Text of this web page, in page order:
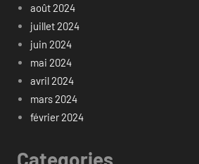
août 2024
juillet 2024
juin 2024
mai 2024
avril 2024
mars 2024
février 2024
Categories